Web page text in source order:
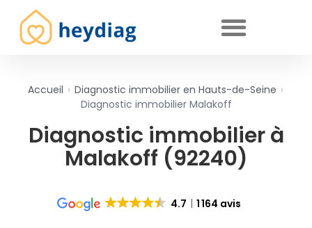
Accueil › Diagnostic immobilier en Hauts-de-Seine ›
Diagnostic immobilier Malakoff
Diagnostic immobilier à
Malakoff (92240)
4.7 1 164 avis